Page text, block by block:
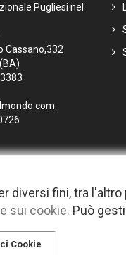
Pugliesi nel
Cassano,332
nel mondo. Tutti i diritti
diversi fini, tra
sui cookie. Può
Cookie
dati e cookie di